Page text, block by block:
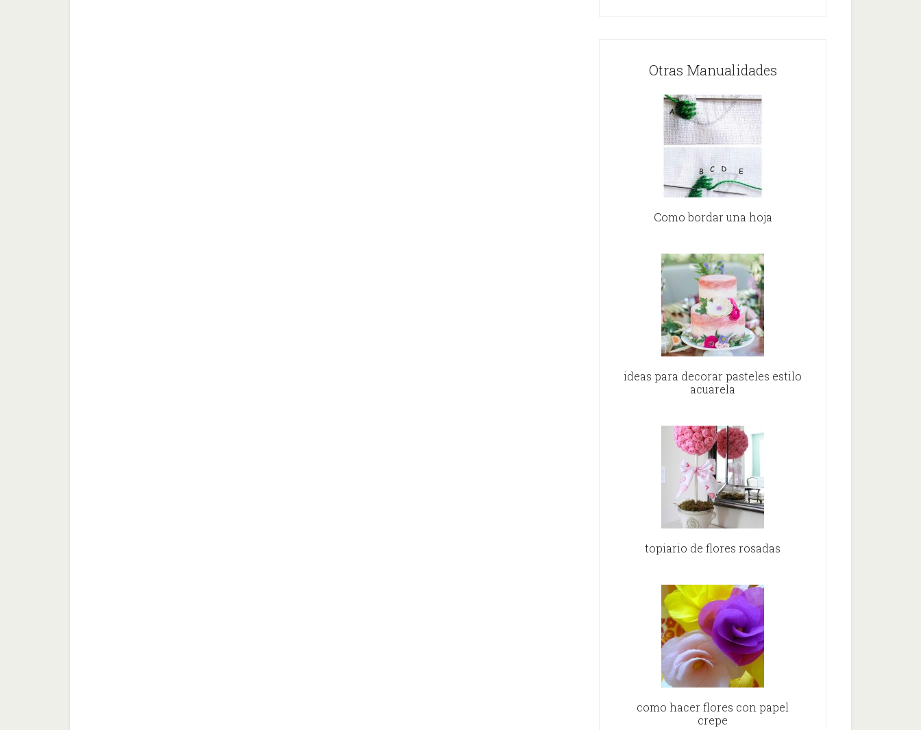
Otras Manualidades
Como bordar una hoja
ideas para decorar pasteles estilo
acuarela
topiario de flores rosadas
como hacer flores con papel
crepe